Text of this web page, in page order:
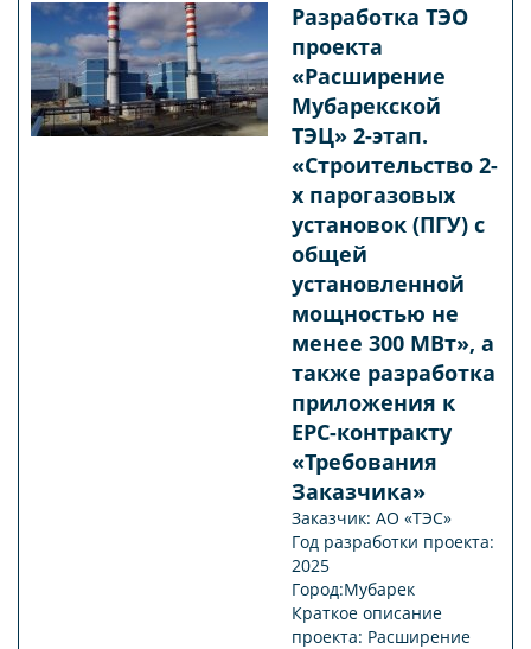
Разработка ТЭО
проекта
«Расширение
Мубарекской
ТЭЦ» 2-этап.
«Строительство 2-
х парогазовых
установок (ПГУ) с
общей
установленной
мощностью не
менее 300 МВт», а
также разработка
приложения к
ЕPС-контракту
«Требования
Заказчика»
Заказчик: АО «ТЭС»
Год разработки проекта:
2025
Город:Мубарек
Краткое описание
проекта: Расширение